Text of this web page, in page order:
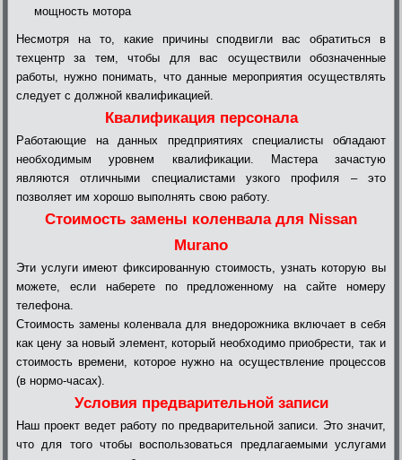
мощность мотора
Несмотря на то, какие причины сподвигли вас обратиться в
техцентр за тем, чтобы для вас осуществили обозначенные
работы, нужно понимать, что данные мероприятия осуществлять
следует с должной квалификацией.
Квалификация персонала
Работающие на данных предприятиях специалисты обладают
необходимым уровнем квалификации. Мастера зачастую
являются отличными специалистами узкого профиля – это
позволяет им хорошо выполнять свою работу.
Стоимость замены коленвала для Nissan
Murano
Эти услуги имеют фиксированную стоимость, узнать которую вы
можете, если наберете по предложенному на сайте номеру
телефона.
Стоимость замены коленвала для внедорожника включает в себя
как цену за новый элемент, который необходимо приобрести, так и
стоимость времени, которое нужно на осуществление процессов
(в нормо-часах).
Условия предварительной записи
Наш проект ведет работу по предварительной записи. Это значит,
что для того чтобы воспользоваться предлагаемыми услугами